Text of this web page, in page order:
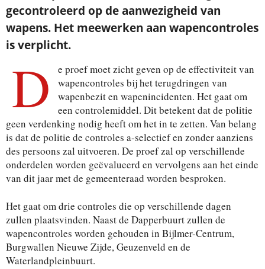
gecontroleerd op de aanwezigheid van
wapens. Het meewerken aan wapencontroles
is verplicht.
D
e proef moet zicht geven op de effectiviteit van
wapencontroles bij het terugdringen van
wapenbezit en wapenincidenten. Het gaat om
een controlemiddel. Dit betekent dat de politie
geen verdenking nodig heeft om het in te zetten. Van belang
is dat de politie de controles a-selectief en zonder aanziens
des persoons zal uitvoeren. De proef zal op verschillende
onderdelen worden geëvalueerd en vervolgens aan het einde
van dit jaar met de gemeenteraad worden besproken.
Het gaat om drie controles die op verschillende dagen
zullen plaatsvinden. Naast de Dapperbuurt zullen de
wapencontroles worden gehouden in Bijlmer-Centrum,
Burgwallen Nieuwe Zijde, Geuzenveld en de
Waterlandpleinbuurt.